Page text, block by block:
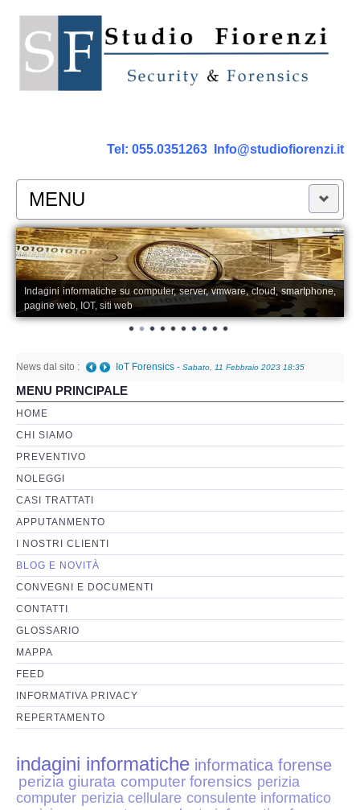
Tel: 055.0351263 Info@studiofiorenzi.it
MENU
PERIZIE
Perizia Computer
Perizia Smartphone Tablet,Cell.
Perizia Rete dati
Perizia Basi di Dati
Perizia Immagini e Video
Perzia su Software/Programmi
Perizia Fonica e Trascrizioni
Perizia su Social Network
Perizia Web Reputation
Perizia Host e Mainframe
Perizia Contratti ICT
Perizia Disp. Elettronici
Perizia Stalking
Perizia Cyber Bullismo
Indagini informatiche su computer, server, vmware, cloud, smartphone,
pagine web, IOT, siti web
News dal sito : IoT Forensics - Sabato, 11 Febbraio 2023 18:35
MENU PRINCIPALE
HOME
CHI SIAMO
PREVENTIVO
NOLEGGI
CASI TRATTATI
APPUTANMENTO
I NOSTRI CLIENTI
BLOG E NOVITÀ
CONVEGNI E DOCUMENTI
CONTATTI
GLOSSARIO
MAPPA
FEED
INFORMATIVA PRIVACY
REPERTAMENTO
indagini informatiche informatica forense
perizia giurata computer forensics perizia
computer perizia cellulare consulente informatico